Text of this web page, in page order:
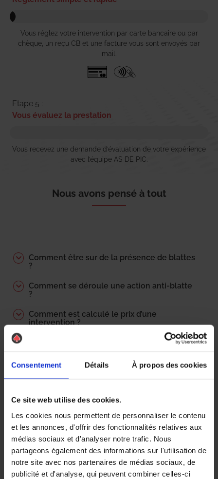
Consentement Détails À propos des cookies
Ce site web utilise des cookies.
Les cookies nous permettent de personnaliser le contenu
et les annonces, d'offrir des fonctionnalités relatives aux
médias sociaux et d'analyser notre trafic. Nous
partageons également des informations sur l'utilisation de
notre site avec nos partenaires de médias sociaux, de
publicité et d'analyse, qui peuvent combiner celles-ci
Vous réglez votre intervention par carte bancaire ou par
chèque, un reçu CB et une facture vous sont envoyés par
mail.
Etape 5 :
Vous évaluez la prestation
Vous recevez une demande d’évaluation de votre expérience
avec l’équipe AS DE PIC.
Nous avons pensé à tout
Comment être sur de la présence de blattes
?
Comment se déroule une action anti-blatte
?
Comment est calculé le prix d’une
intervention ?
Qui paie les frais de désinsectisation ?
Où peut on trouver les blattes ? Comment
Performance du traitement
Quels sont les délais d’intervention ?